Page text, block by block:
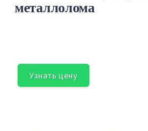
металлолома
Узнать цену